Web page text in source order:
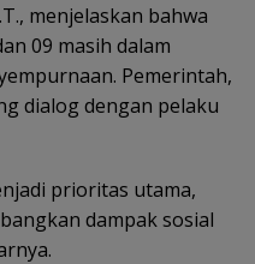
menjelaskan bahwa
09 masih dalam
Pemerintah,
dialog dengan pelaku
prioritas utama,
dampak sosial